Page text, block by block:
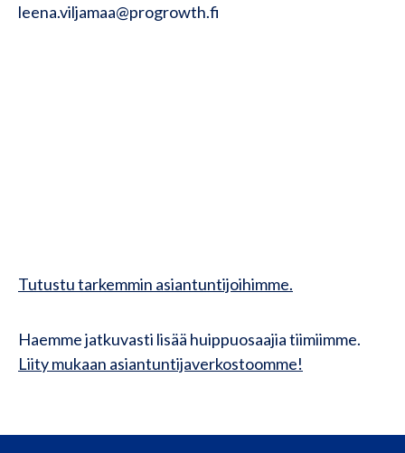
leena.viljamaa@progrowth.fi
Tutustu tarkemmin asiantuntijoihimme.
Haemme jatkuvasti lisää huippuosaajia tiimiimme.
Liity mukaan asiantuntijaverkostoomme!